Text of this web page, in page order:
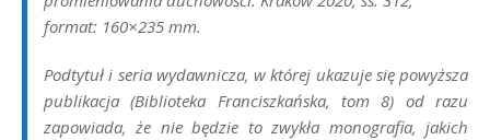
format: 160×235 mm.
Podtytuł i seria wydawnicza, w której ukazuje się powyższa
publikacja (Biblioteka Franciszkańska, tom 8) od razu
zapowiada, że nie będzie to zwykła monografia, jakich